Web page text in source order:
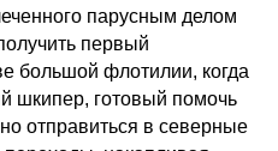
парусным делом
первый
большой флотилии, когда
шкипер, готовый помочь
отправиться в северные